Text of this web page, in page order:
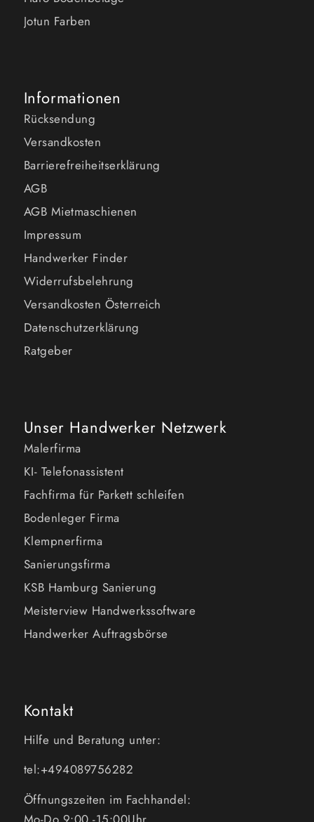
Jotun Farben
Informationen
Rücksendung
Versandkosten
Barrierefreiheitserklärung
AGB
AGB Mietmaschienen
Impressum
Handwerker Finder
Widerrufsbelehrung
Versandkosten Österreich
Datenschutzerklärung
Ratgeber
Unser Handwerker Netzwerk
Malerfirma
KI- Telefonassistent
Fachfirma für Parkett schleifen
Bodenleger Firma
Klempnerfirma
Sanierungsfirma
KSB Hamburg Sanierung
Meisterview Handwerkssoftware
Handwerker Auftragsbörse
Kontakt
Hilfe und Beratung unter:
tel:+494089756282
Öffnungszeiten im Fachhandel: